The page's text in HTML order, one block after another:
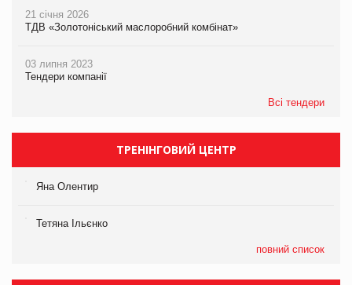
21 січня 2026
ТДВ «Золотоніський маслоробний комбінат»
03 липня 2023
Тендери компанії
Всі тендери
ТРЕНІНГОВИЙ ЦЕНТР
Яна Олентир
Тетяна Ільєнко
повний список